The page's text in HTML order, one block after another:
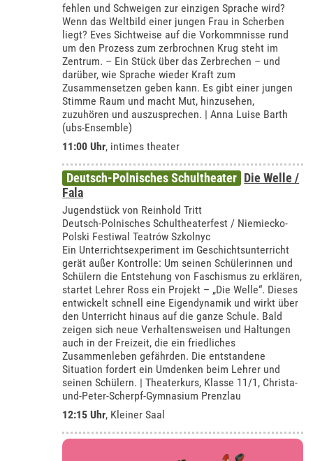
fehlen und Schweigen zur einzigen Sprache wird?
Wenn das Weltbild einer jungen Frau in Scherben
liegt? Eves Sichtweise auf die Vorkommnisse rund
um den Prozess zum zerbrochnen Krug steht im
Zentrum. – Ein Stück über das Zerbrechen – und
darüber, wie Sprache wieder Kraft zum
Zusammensetzen geben kann. Es gibt einer jungen
Stimme Raum und macht Mut, hinzusehen,
zuzuhören und auszusprechen. | Anna Luise Barth
(ubs-Ensemble)
11:00 Uhr, intimes theater
Deutsch-Polnisches Schultheater Die Welle /
Fala
Jugendstück von Reinhold Tritt
Deutsch-Polnisches Schultheaterfest / Niemiecko-
Polski Festiwal Teatrów Szkolnyc
Ein Unterrichtsexperiment im Geschichtsunterricht
gerät außer Kontrolle: Um seinen Schülerinnen und
Schülern die Entstehung von Faschismus zu erklären,
startet Lehrer Ross ein Projekt – „Die Welle“. Dieses
entwickelt schnell eine Eigendynamik und wirkt über
den Unterricht hinaus auf die ganze Schule. Bald
zeigen sich neue Verhaltensweisen und Haltungen
auch in der Freizeit, die ein friedliches
Zusammenleben gefährden. Die entstandene
Situation fordert ein Umdenken beim Lehrer und
seinen Schülern. | Theaterkurs, Klasse 11/1, Christa-
und-Peter-Scherpf-Gymnasium Prenzlau
12:15 Uhr, Kleiner Saal